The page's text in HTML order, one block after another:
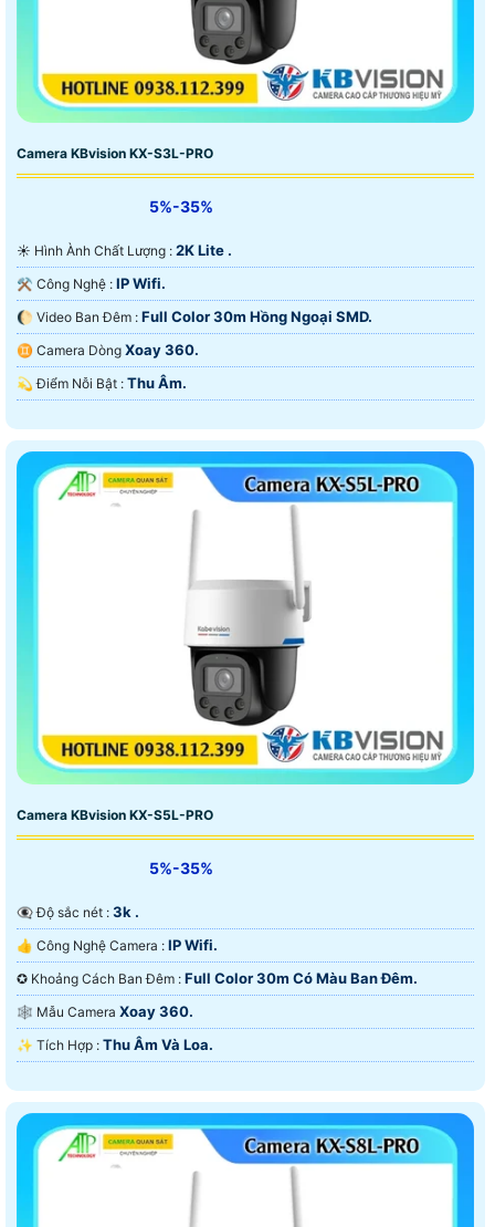
Camera KBvision KX-S3L-PRO
5%-35%
☀️ Hình Ành Chất Lượng : 2K Lite .
⚒ Công Nghệ : IP Wifi.
🌔 Video Ban Đêm : Full Color 30m Hồng Ngoại SMD.
♊ Camera Dòng Xoay 360.
️💫 Điểm Nỗi Bật : Thu Âm.
Camera KBvision KX-S5L-PRO
5%-35%
👁️‍🗨 Độ sắc nét : 3k .
👍 Công Nghệ Camera : IP Wifi.
✪ Khoảng Cách Ban Đêm : Full Color 30m Có Màu Ban Ðêm.
🕸️ Mẫu Camera Xoay 360.
️✨ Tích Hợp : Thu Âm Và Loa.